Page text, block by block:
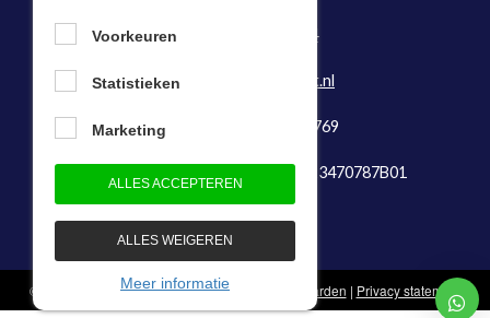
0184-64 29 74
E-mail:
info@bevazet.nl
KvK-nummer: 23048769
Btw-identificatienummer: NL823470787B01
© 1983 - 2026 - Bevazet B.V.Algemene voorwaarden | Privacy statement
Voorkeuren
Statistieken
Marketing
ALLES ACCEPTEREN
ALLES WEIGEREN
Meer informatie